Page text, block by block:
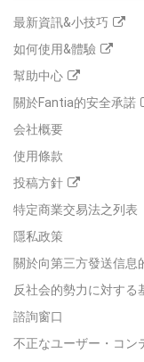
最新資訊&小技巧
如何使用&體驗
幫助中心
關於Fantia的安全承諾
会社概要
使用條款
投稿方針
特定商業交易法之列表
隱私政策
關於向第三方發送信息
反社会的勢力に対する
諮詢窗口
不正なユーザー・コン